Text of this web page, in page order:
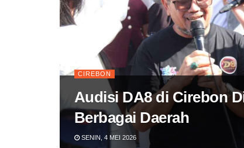
CIREBON
Audisi DA8 di Cirebon
Berbagai Daerah
SENIN, 4 MEI 2026